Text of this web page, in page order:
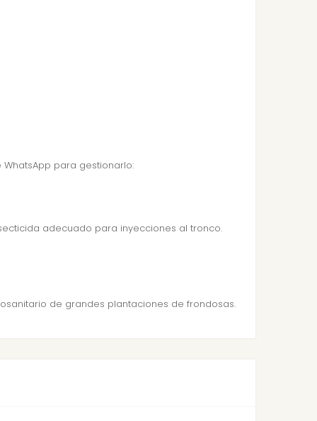
para gestionarlo:
adecuado para inyecciones al tronco.
de grandes plantaciones de frondosas.